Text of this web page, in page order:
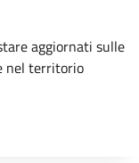
aggiornati sulle
nel territorio